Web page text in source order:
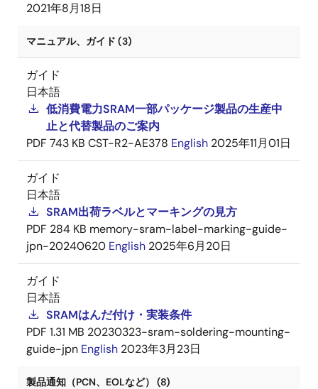
2021年8月18日
マニュアル、ガイド (3)
ガイド
日本語
低消費電力SRAM一部パッケージ製品の生産中
止と代替製品のご案内
PDF 743 KB CST-R2-AE378 English 2025年11月01日
ガイド
日本語
SRAM出荷ラベルとマーキングの見方
PDF 284 KB memory-sram-label-marking-guide-
jpn-20240620 English 2025年6月20日
ガイド
日本語
SRAMはんだ付け・実装条件
PDF 1.31 MB 20230323-sram-soldering-mounting-
guide-jpn English 2023年3月23日
製品通知（PCN、EOLなど） (8)